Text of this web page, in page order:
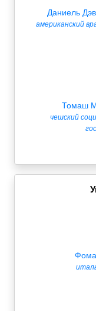
Даниель
американский
Томаш
чешский
Фома